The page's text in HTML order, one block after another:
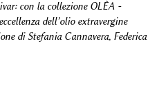
con la collezione OLÈA -
dell’olio extravergine
di Stefania Cannavera, Federica